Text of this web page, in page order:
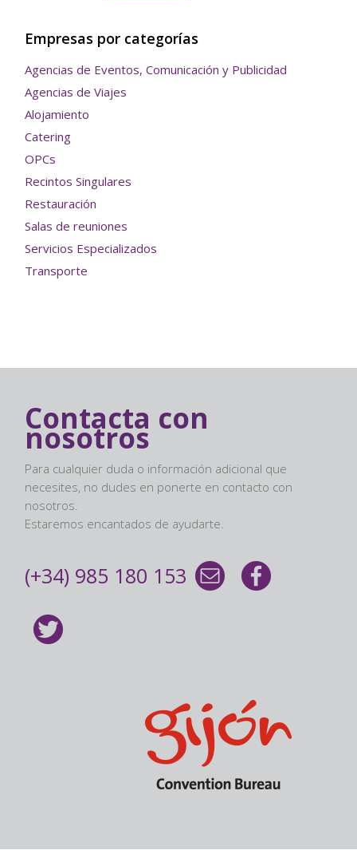
Empresas por categorías
Agencias de Eventos, Comunicación y Publicidad
Agencias de Viajes
Alojamiento
Catering
OPCs
Recintos Singulares
Restauración
Salas de reuniones
Servicios Especializados
Transporte
Contacta con
nosotros
Para cualquier duda o información adicional que
necesites, no dudes en ponerte en contacto con
nosotros.
Estaremos encantados de ayudarte.
(+34) 985 180 153